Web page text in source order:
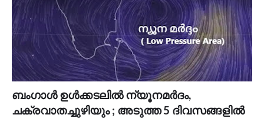
ബംഗാൾ ഉൾക്കടലിൽ ന്യൂനമർദം,
ചക്രവാതച്ചുഴിയും ; അടുത്ത 5 ദിവസങ്ങളിൽ